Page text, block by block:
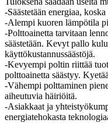
-Säästetään energiaa,
-Alempi kuoren lämpötila
-Polttoainetta tarvitaan
säästetään. Kevyt pallo
käyttökustannussäästöjä.
-Kevyempi poltin riittää
polttoainetta säästyy.
-Vähempi polttaminen
aiheutuvia häiriöitä.
-Asiakkaat ja
energiatehokasta